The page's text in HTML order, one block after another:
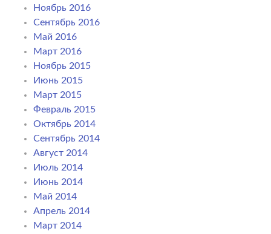
Ноябрь 2016
Сентябрь 2016
Май 2016
Март 2016
Ноябрь 2015
Июнь 2015
Март 2015
Февраль 2015
Октябрь 2014
Сентябрь 2014
Август 2014
Июль 2014
Июнь 2014
Май 2014
Апрель 2014
Март 2014